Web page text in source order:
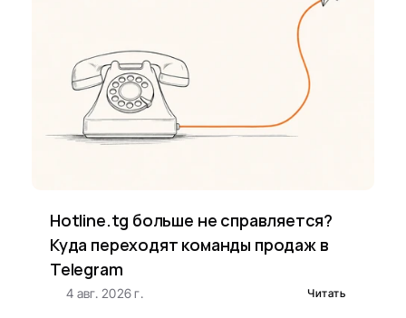
Hotline.tg больше не справляется?
Куда переходят команды продаж в
Telegram
4 авг. 2026 г. Читать